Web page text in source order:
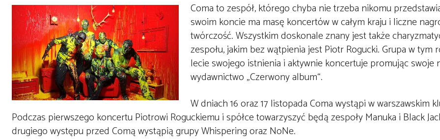
Coma to zespół, którego chyba nie trzeba nikomu
swoim koncie ma masę koncertów w całym kraju i liczne
twórczość. Wszystkim doskonale znany jest także
zespołu, jakim bez wątpienia jest Piotr Rogucki. Grupa w tym
lecie swojego istnienia i aktywnie koncertuje promując swoje
wydawnictwo „Czerwony album“.
W dniach 16 oraz 17 listopada Coma wystąpi w warszawskim
Podczas pierwszego koncertu Piotrowi Roguckiemu i spółce towarzyszyć będą zespoły Manuka i Black
drugiego występu przed Comą wystąpią grupy Whispering oraz NoNe.